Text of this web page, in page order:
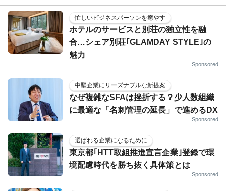
忙しいビジネスパーソンを癒やす
ホテルのサービスと別荘の独立性を融
合…シェア別荘｢GLAMDAY STYLE｣の
魅力
Sponsored
中堅企業にリーズナブルな新提案
なぜ複雑なSFAは挫折する？少人数組織
に最適な「名刺管理の延長」で進めるDX
Sponsored
選ばれる企業になるために
東京都｢HTT取組推進宣言企業｣登録で環
境配慮時代を勝ち抜く具体策とは
Sponsored